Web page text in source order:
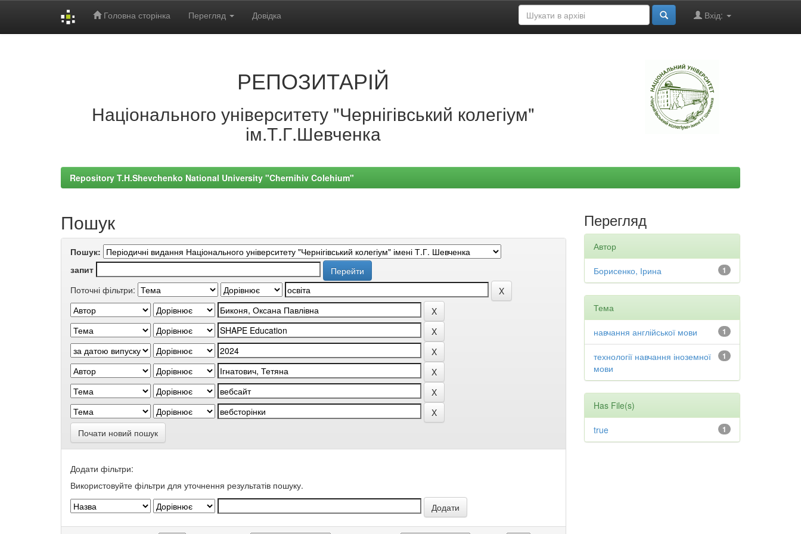
Головна сторінка Перегляд Довідка Вхід:
РЕПОЗИТАРІЙ
Національного університету "Чернігівський колегіум"
ім.Т.Г.Шевченка
Repository T.H.Shevchenko National University "Chernihiv Colehium"
Пошук
Пошук:
запит
Поточні фільтри:
Почати новий пошук
Додати фільтри:
Використовуйте фільтри для уточнення результатів пошуку.
Перегляд
Автор
1
Борисенко, Ірина
Тема
1
навчання англійської мови
1
технології навчання іноземної
мови
Has File(s)
1
true